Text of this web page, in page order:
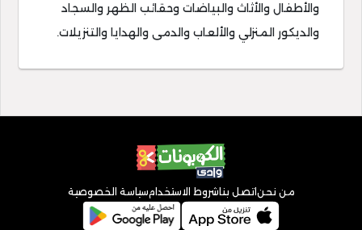
والأطفال والأثاث والبياضات وحقائب الظهر والسجاد
والديكور المنزلي والألعاب والدمى والهدايا والتنزيلات.
من نحن اتصل بنا شروط الاستخدامسياسة الخصوصية